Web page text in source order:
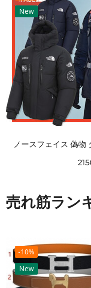
New
売れ筋ラン
-10%
New